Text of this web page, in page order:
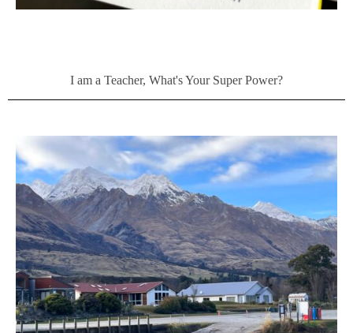
I am a Teacher, What's Your Super Power?